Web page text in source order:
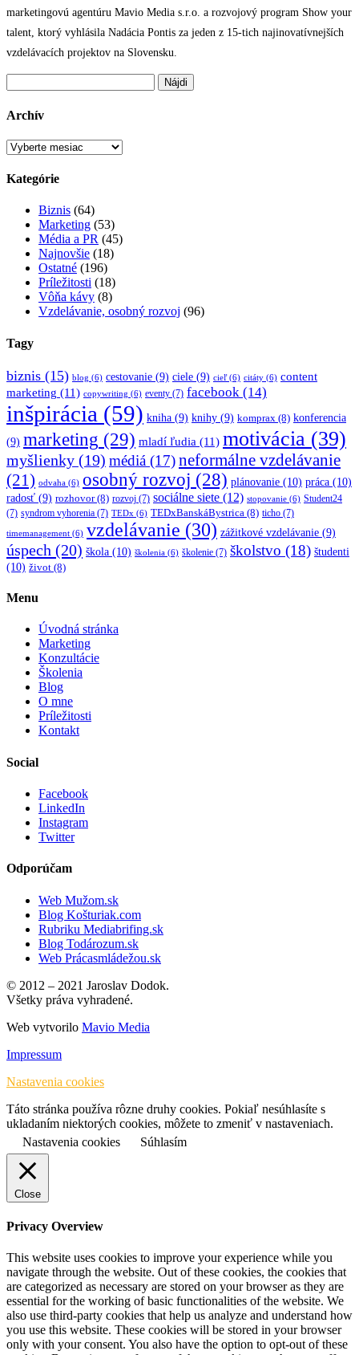
marketingovú agentúru Mavio Media s.r.o. a rozvojový program Show your
talent, ktorý vyhlásila Nadácia Pontis za jeden z 15-tich najinovatívnejších
vzdelávacích projektov na Slovensku.
Archív
Archív
Kategórie
Biznis (64)
Marketing (53)
Média a PR (45)
Najnovšie (18)
Ostatné (196)
Príležitosti (18)
Vôňa kávy (8)
Vzdelávanie, osobný rozvoj (96)
Tagy
biznis (15) blog (6) cestovanie (9) ciele (9) cieľ(6) citáty (6) content
marketing (11) copywriting (6) eventy (7) facebook (14)
inšpirácia (59) kniha (9) knihy (9) komprax (8) konferencia
(9) marketing (29) mladí ľudia (11) motivácia (39)
myšlienky (19) médiá (17)neformálne vzdelávanie
(21) odvaha (6) osobný rozvoj (28) plánovanie (10) práca (10)
radosť (9) rozhovor(8) rozvoj (7) sociálne siete (12) stopovanie (6) Student24
(7) syndrom vyhorenia (7) TEDx (6) TEDxBanskáBystrica (8) ticho (7)
timemanagement (6) vzdelávanie (30) zážitkové vzdelávanie (9)
úspech (20) škola (10) školenia (6) školenie (7) školstvo (18) študenti
(10) život (8)
Menu
Úvodná stránka
Marketing
Konzultácie
Školenia
Blog
O mne
Príležitosti
Kontakt
Social
Facebook
LinkedIn
Instagram
Twitter
Odporúčam
Web Mužom.sk
Blog Košturiak.com
Rubriku Mediabrifing.sk
Blog Todározum.sk
Web Prácasmládežou.sk
© 2012 – 2021 Jaroslav Dodok.
Všetky práva vyhradené.
Web vytvorilo Mavio Media
Impressum
Nastavenia cookies
Táto stránka používa rôzne druhy cookies. Pokiaľ nesúhlasíte s
ukladaním niektorých cookies, môžete to zmeniť v nastaveniach.
Nastavenia cookies
Súhlasím
Close
Privacy Overview
This website uses cookies to improve your experience while you
navigate through the website. Out of these cookies, the cookies that
are categorized as necessary are stored on your browser as they are
essential for the working of basic functionalities of the website. We
also use third-party cookies that help us analyze and understand how
you use this website. These cookies will be stored in your browser
only with your consent. You also have the option to opt-out of these